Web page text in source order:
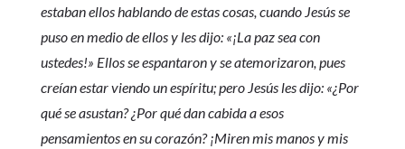
estaban ellos hablando de estas cosas, cuando Jesús se
puso en medio de ellos y les dijo: «¡La paz sea con
ustedes!» Ellos se espantaron y se atemorizaron, pues
creían estar viendo un espíritu; pero Jesús les dijo: «¿Por
qué se asustan? ¿Por qué dan cabida a esos
pensamientos en su corazón? ¡Miren mis manos y mis